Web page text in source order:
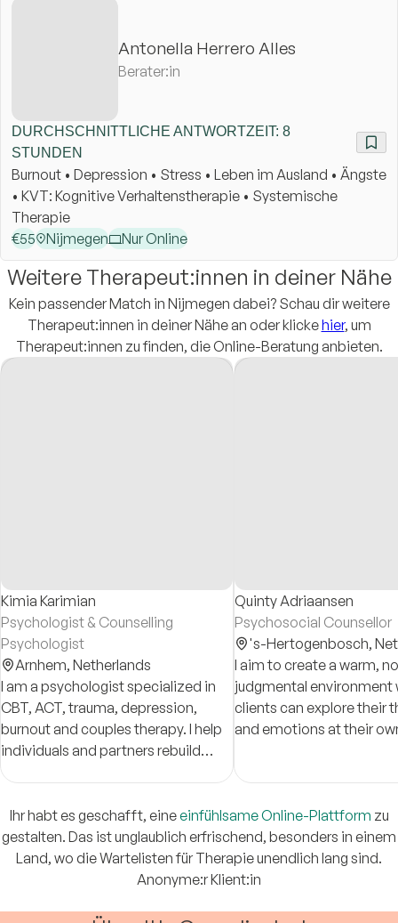
Antonella Herrero Alles
Berater:in
DURCHSCHNITTLICHE ANTWORTZEIT: 8
STUNDEN
Burnout • Depression • Stress • Leben im Ausland • Ängste
• KVT: Kognitive Verhaltenstherapie • Systemische
Therapie
€55 Nijmegen Nur Online
Weitere Therapeut:innen in deiner Nähe
Kein passender Match in Nijmegen dabei? Schau dir weitere
Therapeut:innen in deiner Nähe an oder klickehier, um
Therapeut:innen zu finden, die Online-Beratung anbieten.
Kimia Karimian
Psychologist & Counselling
Psychologist
Arnhem, Netherlands
I am a psychologist specialized in
CBT, ACT, trauma, depression,
burnout and couples therapy. I help
individuals and partners rebuild
balance, safety, and connection
compassionate care.
Quinty Adriaansen
Psychosocial Counsellor
's-Hertogenbosch,
I aim to create a warm,
judgmental environment
clients can explore their
and emotions at their
Ihr habt es geschafft, eineeinfühlsame Online-Plattform zu
gestalten. Das ist unglaublich erfrischend, besonders in einem
Land, wo die Wartelisten für Therapie unendlich lang sind.
Anonyme:r Klient:in